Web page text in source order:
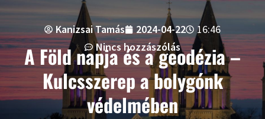
Kanizsai Tamás 2024-04-22
16:46
Nincs hozzászólás
A Föld napja és a geodézia –
Kulcsszerep a bolygónk
védelmében